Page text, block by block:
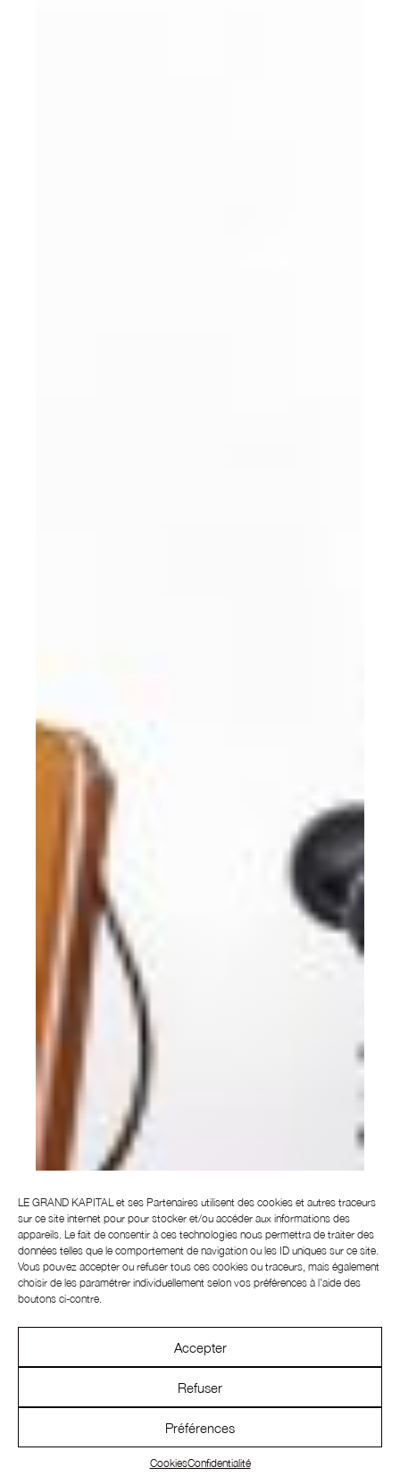
LE GRAND KAPITAL et ses Partenaires utilisent des cookies et autres traceurs
sur ce site internet pour pour stocker et/ou accéder aux informations des
appareils. Le fait de consentir à ces technologies nous permettra de traiter des
données telles que le comportement de navigation ou les ID uniques sur ce site.
Vous pouvez accepter ou refuser tous ces cookies ou traceurs, mais également
choisir de les paramétrer individuellement selon vos préférences à l’aide des
boutons ci-contre.
Accepter
Refuser
Préférences
CookiesConfidentialité